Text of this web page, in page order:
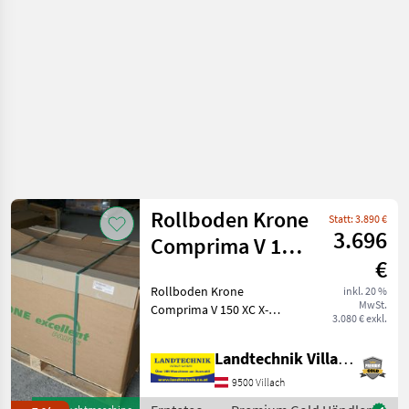
Rollboden Krone
Comprima V 150
Statt: 3.890 €
3.696
€
inkl. 20 %
MwSt.
3.080 € exkl.
Rollboden Krone
Comprima V 150 XC X-
Qualität und
Zuverlässigkeit. Durch die
sorgfältige Instandhaltung
Landtechnik Villach GmbH
9500 Villach